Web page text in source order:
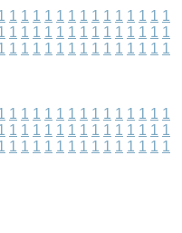
1 1 1 1 1 1 1 1 1 1 1 1 1 1
1 1 1 1 1 1 1 1 1 1 1 1 1 1
1 1 1 1 1 1 1 1 1 1 1 1 1 1
1 1 1 1 1 1 1 1 1 1 1 1 1 1
1 1 1 1 1 1 1 1 1 1 1 1 1 1
1 1 1 1 1 1 1 1 1 1 1 1 1 1